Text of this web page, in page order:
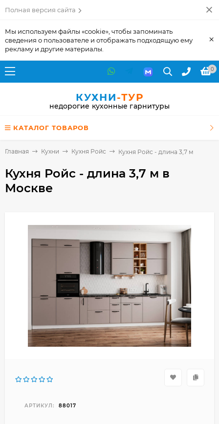
Полная версия сайта
Мы используем файлы «cookie», чтобы запоминать
сведения о пользователе и отображать подходящую ему
рекламу и другие материалы.
×
0
КУХНИ-ТУР
недорогие кухонные гарнитуры
КАТАЛОГ ТОВАРОВ
Главная Кухни Кухня Ройс Кухня Ройс - длина 3,7 м
Кухня Ройс - длина 3,7 м в
Москве
АРТИКУЛ: 88017